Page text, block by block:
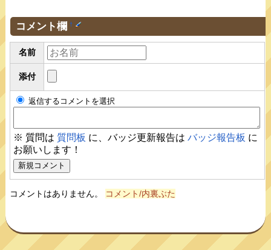
コメント欄 †
名前
添付
返信するコメントを選択
※ 質問は 質問板 に、バッジ更新報告はバッジ報告板 に
お願いします！
コメントはありません。 コメント/内裏ぶた